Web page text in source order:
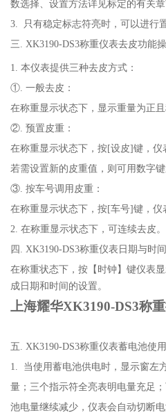
数选择、设置方法详见标定的有关章
3. 只有稳定标志符亮时，可以进行
三. XK3190-DS3称重仪表去皮功能
1. 本仪表提供三种去皮方式：
①. 一般去皮：
在称重显示状态下，显示重量为正
②. 预置皮重：
在称重显示状态下，按[设皮]键，
若需设置新的皮重值，则可用数字
③. 按车号调用皮重：
在称重显示状态下，按[车号]键，
2. 在称重显示状态下，可连续去皮
四. XK3190-DS3称重仪表日期与时
在称重状态下，按【时钟】键仪表
成日期和时间的设置。
上海耀华XK3190-DS3称
五. XK3190-DS3称重仪表蓄电池使用
1. 当使用蓄电池供电时，显示窗左
量；三个指示符全亮表明电量充足
池电量继续减少，仪表会自动切断电